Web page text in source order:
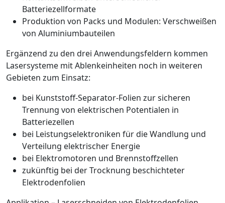
Batteriezellformate
Produktion von Packs und Modulen: Verschweißen
von Aluminiumbauteilen
Ergänzend zu den drei Anwendungsfeldern kommen
Lasersysteme mit Ablenkeinheiten noch in weiteren
Gebieten zum Einsatz:
bei Kunststoff-Separator-Folien zur sicheren
Trennung von elektrischen Potentialen in
Batteriezellen
bei Leistungselektroniken für die Wandlung und
Verteilung elektrischer Energie
bei Elektromotoren und Brennstoffzellen
zukünftig bei der Trocknung beschichteter
Elektrodenfolien